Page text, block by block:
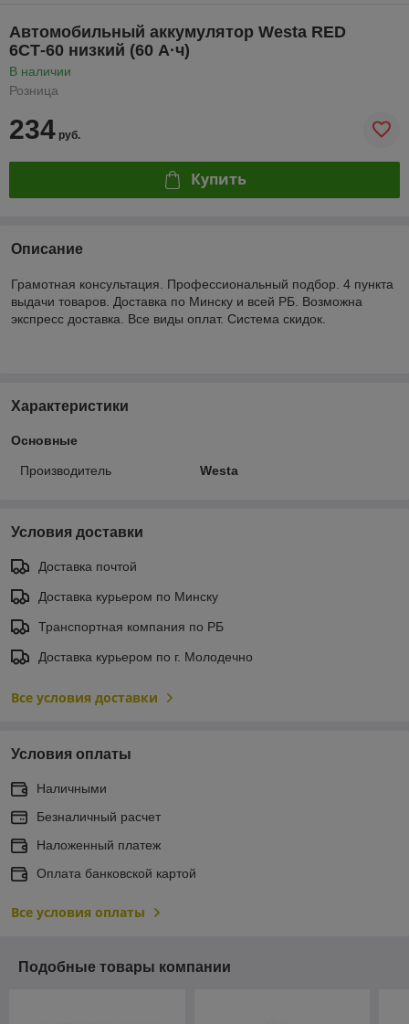
Автомобильный аккумулятор Westa RED
6СТ-60 низкий (60 А·ч)
В наличии
Розница
234 руб.
Купить
Описание
Грамотная консультация. Профессиональный подбор. 4 пункта
выдачи товаров. Доставка по Минску и всей РБ. Возможна
экспресс доставка. Все виды оплат. Система скидок.
Характеристики
Основные
Производитель Westa
Условия доставки
Доставка почтой
Доставка курьером по Минску
Транспортная компания по РБ
Доставка курьером по г. Молодечно
Все условия доставки
Условия оплаты
Наличными
Безналичный расчет
Наложенный платеж
Оплата банковской картой
Все условия оплаты
Подобные товары компании